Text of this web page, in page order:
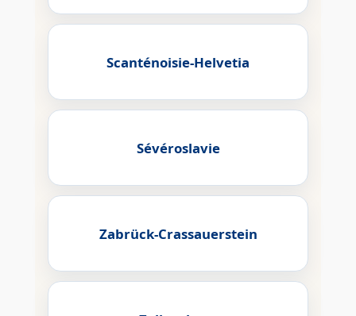
Scanténoisie-Helvetia
Sévéroslavie
Zabrück-Crassauerstein